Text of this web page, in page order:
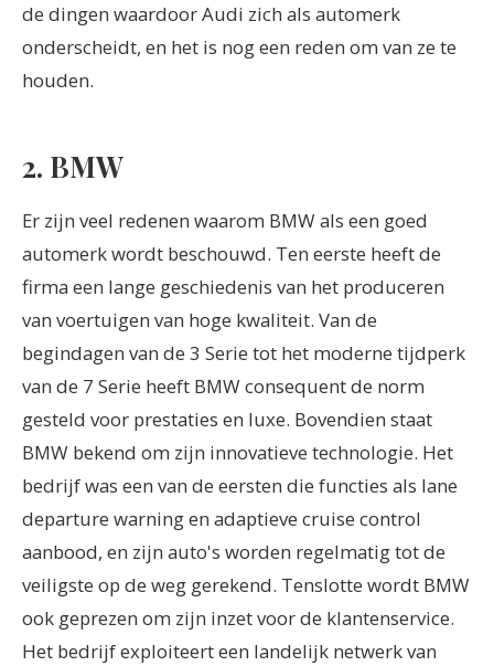
de dingen waardoor Audi zich als automerk
onderscheidt, en het is nog een reden om van ze te
houden.
2. BMW
Er zijn veel redenen waarom BMW als een goed
automerk wordt beschouwd. Ten eerste heeft de
firma een lange geschiedenis van het produceren
van voertuigen van hoge kwaliteit. Van de
begindagen van de 3 Serie tot het moderne tijdperk
van de 7 Serie heeft BMW consequent de norm
gesteld voor prestaties en luxe. Bovendien staat
BMW bekend om zijn innovatieve technologie. Het
bedrijf was een van de eersten die functies als lane
departure warning en adaptieve cruise control
aanbood, en zijn auto's worden regelmatig tot de
veiligste op de weg gerekend. Tenslotte wordt BMW
ook geprezen om zijn inzet voor de klantenservice.
Het bedrijf exploiteert een landelijk netwerk van